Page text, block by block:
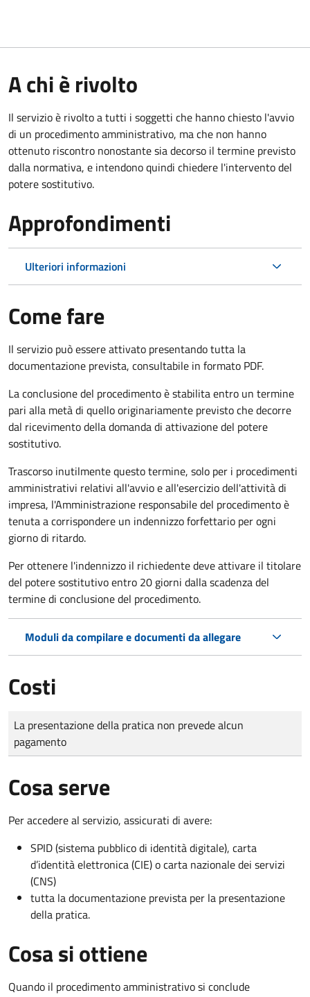
A chi è rivolto
Il servizio è rivolto a tutti i soggetti che hanno chiesto l'avvio
di un procedimento amministrativo, ma che non hanno
ottenuto riscontro nonostante sia decorso il termine previsto
dalla normativa, e intendono quindi chiedere l'intervento del
potere sostitutivo.
Approfondimenti
Ulteriori informazioni
Come fare
Il servizio può essere attivato presentando tutta la
documentazione prevista, consultabile in formato PDF.
La conclusione del procedimento è stabilita entro un termine
pari alla metà di quello originariamente previsto che decorre
dal ricevimento della domanda di attivazione del potere
sostitutivo.
Trascorso inutilmente questo termine, solo per i procedimenti
amministrativi relativi all'avvio e all'esercizio dell'attività di
impresa, l'Amministrazione responsabile del procedimento è
tenuta a corrispondere un indennizzo forfettario per ogni
giorno di ritardo.
Per ottenere l'indennizzo il richiedente deve attivare il titolare
del potere sostitutivo entro 20 giorni dalla scadenza del
termine di conclusione del procedimento.
Moduli da compilare e documenti da allegare
Costi
Tipo di pagamento
Importo
La presentazione della pratica non prevede alcun
pagamento
Cosa serve
Per accedere al servizio, assicurati di avere:
SPID (sistema pubblico di identità digitale), carta
d’identità elettronica (CIE) o carta nazionale dei servizi
(CNS)
tutta la documentazione prevista per la presentazione
della pratica.
Cosa si ottiene
Quando il procedimento amministrativo si conclude